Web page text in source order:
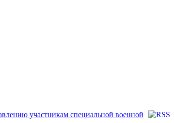
участникам специальной военной